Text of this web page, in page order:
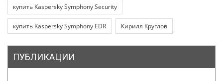
купить Kaspersky Symphony Security
купить Kaspersky Symphony EDR Кирилл Круглов
ПУБЛИКАЦИИ